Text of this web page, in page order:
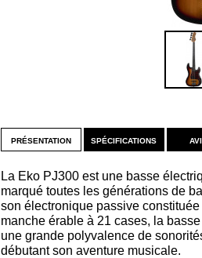
présentation
La Eko PJ300 est une basse
marqué toutes les générations de
son électronique passive
manche érable à 21 cases, la
une grande polyvalence de
débutant son aventure musicale.
spécifications